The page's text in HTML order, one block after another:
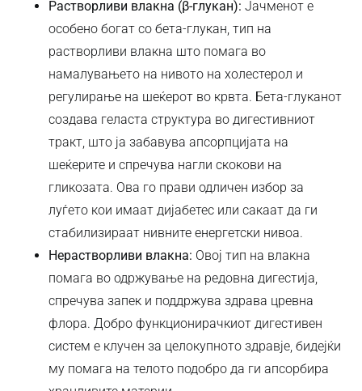
Растворливи влакна (β-глукан): Јачменот е
особено богат со бета-глукан, тип на
растворливи влакна што помага во
намалувањето на нивото на холестерол и
регулирање на шеќерот во крвта. Бета-глуканот
создава геласта структура во дигестивниот
тракт, што ја забавува апсорпцијата на
шеќерите и спречува нагли скокови на
гликозата. Ова го прави одличен избор за
луѓето кои имаат дијабетес или сакаат да ги
стабилизираат нивните енергетски нивоа.
Нерастворливи влакна: Овој тип на влакна
помага во одржување на редовна дигестија,
спречува запек и поддржува здрава цревна
флора. Добро функционирачкиот дигестивен
систем е клучен за целокупното здравје, бидејќи
му помага на телото подобро да ги апсорбира